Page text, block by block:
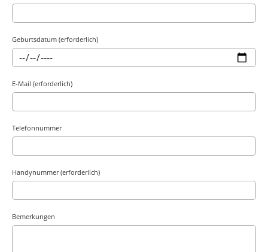
Geburtsdatum (erforderlich)
E-Mail (erforderlich)
Telefonnummer
Handynummer (erforderlich)
Bemerkungen